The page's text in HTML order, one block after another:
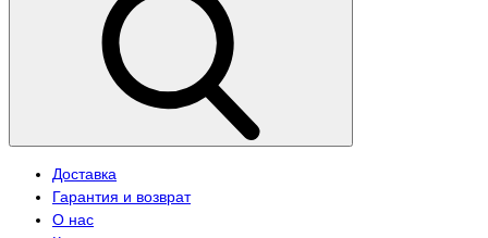
Доставка
Гарантия и возврат
О нас